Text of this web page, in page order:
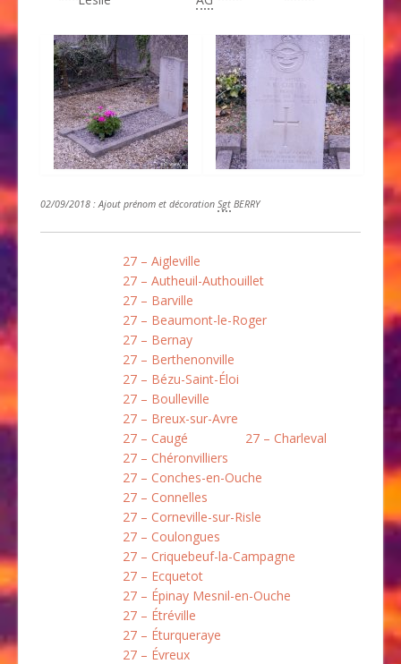
02/09/2018 : Ajout prénom et décoration Sgt BERRY
27 – Aigleville
27 – Autheuil-Authouillet
27 – Barville
27 – Beaumont-le-Roger
27 – Bernay
27 – Berthenonville
27 – Bézu-Saint-Éloi
27 – Boulleville
27 – Breux-sur-Avre
27 – Caugé
27 – Charleval
27 – Chéronvilliers
27 – Conches-en-Ouche
27 – Connelles
27 – Corneville-sur-Risle
27 – Coulongues
27 – Criquebeuf-la-Campagne
27 – Ecquetot
27 – Épinay Mesnil-en-Ouche
27 – Étréville
27 – Éturqueraye
27 – Évreux